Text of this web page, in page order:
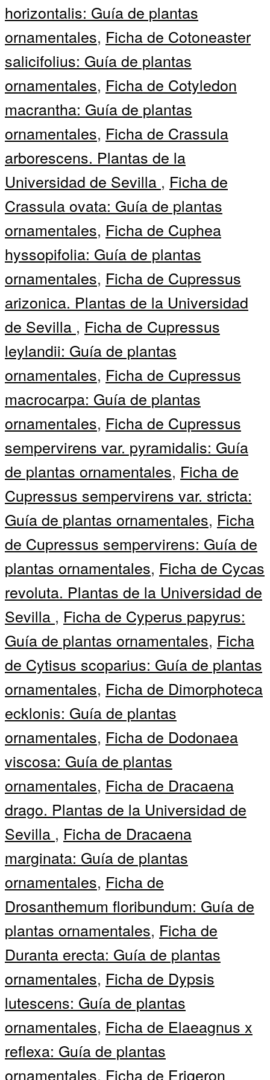
horizontalis: Guía de plantas
ornamentales, Ficha de Cotoneaster
salicifolius: Guía de plantas
ornamentales, Ficha de Cotyledon
macrantha: Guía de plantas
ornamentales, Ficha de Crassula
arborescens. Plantas de la
Universidad de Sevilla , Ficha de
Crassula ovata: Guía de plantas
ornamentales, Ficha de Cuphea
hyssopifolia: Guía de plantas
ornamentales, Ficha de Cupressus
arizonica. Plantas de la Universidad
de Sevilla , Ficha de Cupressus
leylandii: Guía de plantas
ornamentales, Ficha de Cupressus
macrocarpa: Guía de plantas
ornamentales, Ficha de Cupressus
sempervirens var. pyramidalis: Guía
de plantas ornamentales, Ficha de
Cupressus sempervirens var. stricta:
Guía de plantas ornamentales, Ficha
de Cupressus sempervirens: Guía de
plantas ornamentales, Ficha de Cycas
revoluta. Plantas de la Universidad de
Sevilla , Ficha de Cyperus papyrus:
Guía de plantas ornamentales, Ficha
de Cytisus scoparius: Guía de plantas
ornamentales, Ficha de Dimorphoteca
ecklonis: Guía de plantas
ornamentales, Ficha de Dodonaea
viscosa: Guía de plantas
ornamentales, Ficha de Dracaena
drago. Plantas de la Universidad de
Sevilla , Ficha de Dracaena
marginata: Guía de plantas
ornamentales, Ficha de
Drosanthemum floribundum: Guía de
plantas ornamentales, Ficha de
Duranta erecta: Guía de plantas
ornamentales, Ficha de Dypsis
lutescens: Guía de plantas
ornamentales, Ficha de Elaeagnus x
reflexa: Guía de plantas
ornamentales, Ficha de Erigeron